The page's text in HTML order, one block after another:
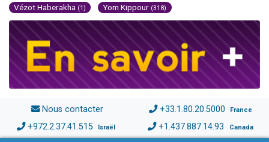
Vézot Haberakha (1) Yom Kippour (318)
Nous contacter +33.1.80.20.5000 France
+972.2.37.41.515 Israël +1.437.887.14.93 Canada